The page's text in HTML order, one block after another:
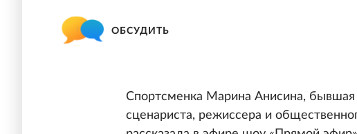
ОБСУДИТЬ
Спортсменка Марина Анисина, бывшая
сценариста, режиссера и